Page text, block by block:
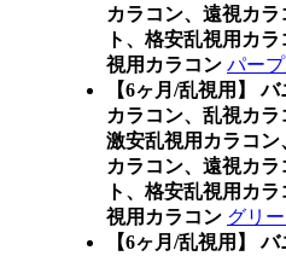
カラコン、遠視カ
ト、格安乱視用カ
視用カラコン パー
【6ヶ月/乱視用】
カラコン、乱視カラ
激安乱視用カラコン
カラコン、遠視カ
ト、格安乱視用カ
視用カラコン グリ
【6ヶ月/乱視用】